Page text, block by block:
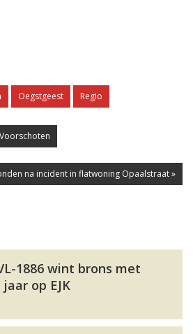
Oegstgeest Regio
na incident in flatwoning Opaalstraat »
1886 wint brons met
op EJK